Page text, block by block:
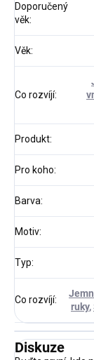
Doporučený
věk:
Věk:
Co rozvíjí:
Produkt:
Pro koho:
Barva:
Motiv:
Typ:
Co rozvíjí:
ruky,
Diskuze